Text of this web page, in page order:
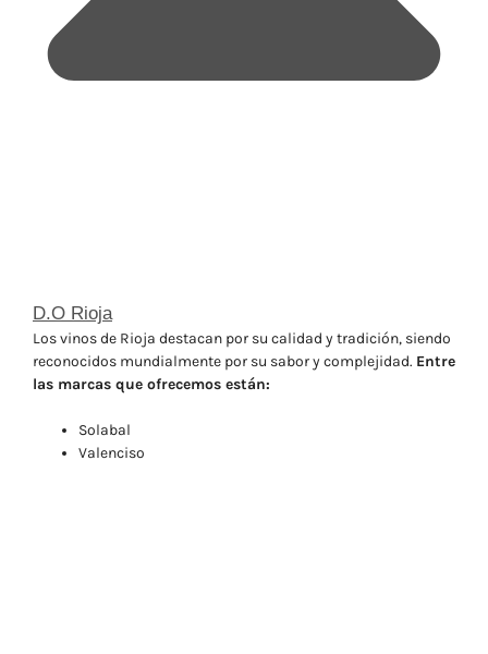
D.O Rioja
Los vinos de Rioja destacan por su calidad y tradición, siendo
reconocidos mundialmente por su sabor y complejidad. Entre
las marcas que ofrecemos están:
Solabal
Valenciso